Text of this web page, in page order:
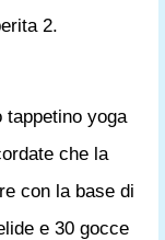
2.
tappetino yoga
che la
con la base di
e 30 gocce